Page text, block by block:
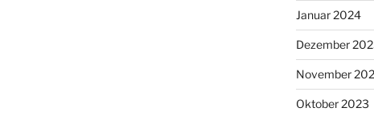
Januar 2024
Dezember
November
Oktober 2023